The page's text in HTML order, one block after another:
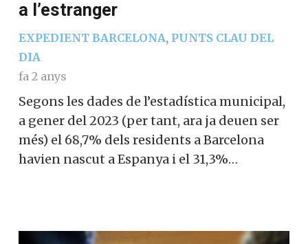
a l’estranger
EXPEDIENT BARCELONA, PUNTS CLAU DEL
DIA
fa 2 anys
Segons les dades de l’estadística municipal,
a gener del 2023 (per tant, ara ja deuen ser
més) el 68,7% dels residents a Barcelona
havien nascut a Espanya i el 31,3%…